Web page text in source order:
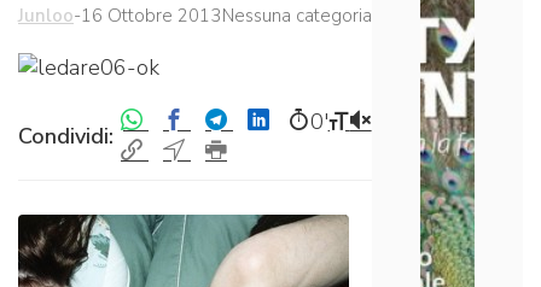
Junloo-16 Ottobre 2013Nessuna categoria
Condividi:
0′